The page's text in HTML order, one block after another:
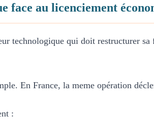
face au licenciement
technologique qui doit restructurer
En France, la meme opération
: